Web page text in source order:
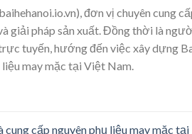
đơn vị chuyên cung
giải pháp sản xuất. Đồng thời là
tuyến, hướng đến việc xây dựng
may mặc tại Việt Nam.
cung cấp nguyên phụ liệu may mặc tại